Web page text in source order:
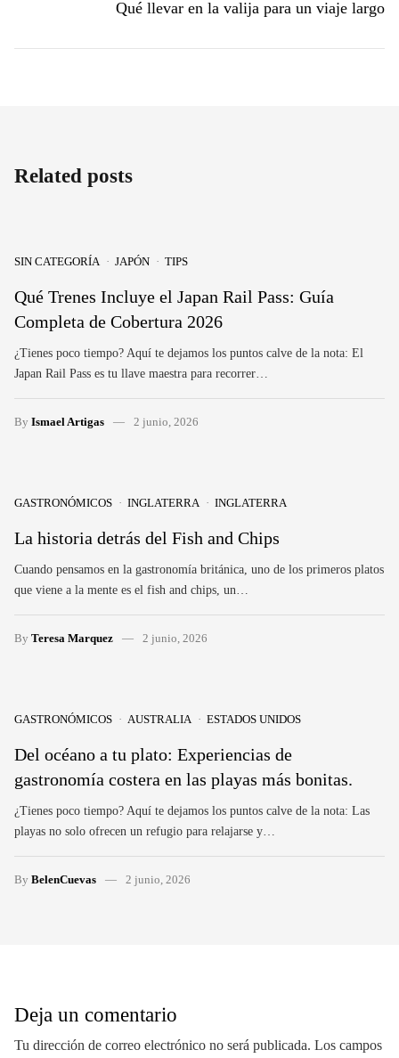
Qué llevar en la valija para un viaje largo
Related posts
SIN CATEGORÍA JAPÓN TIPS
Qué Trenes Incluye el Japan Rail Pass: Guía
Completa de Cobertura 2026
¿Tienes poco tiempo? Aquí te dejamos los puntos calve de la nota: El
Japan Rail Pass es tu llave maestra para recorrer…
By Ismael Artigas 2 junio, 2026
GASTRONÓMICOS INGLATERRA INGLATERRA
La historia detrás del Fish and Chips
Cuando pensamos en la gastronomía británica, uno de los primeros platos
que viene a la mente es el fish and chips, un…
By Teresa Marquez 2 junio, 2026
GASTRONÓMICOS AUSTRALIA ESTADOS UNIDOS
Del océano a tu plato: Experiencias de
gastronomía costera en las playas más bonitas.
¿Tienes poco tiempo? Aquí te dejamos los puntos calve de la nota: Las
playas no solo ofrecen un refugio para relajarse y…
By BelenCuevas 2 junio, 2026
Deja un comentario
Tu dirección de correo electrónico no será publicada. Los campos